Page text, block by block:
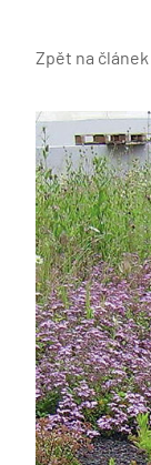
Zpět na článek